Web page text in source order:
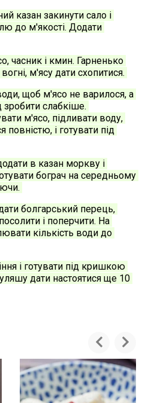
казан закинути сало і
до м'якості. Додати
часник і кмин. Гарненько
м'ясу дати схопитися.
щоб м'ясо не варилося, а
слабкіше.
м'ясо, підливати воду,
і готувати під
в казан моркву і
бограч на середньому
болгарський перець,
і поперчити. На
кількість води до
і готувати під кришкою
дати настоятися ще 10